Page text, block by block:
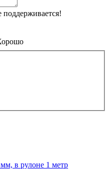
поддерживается!